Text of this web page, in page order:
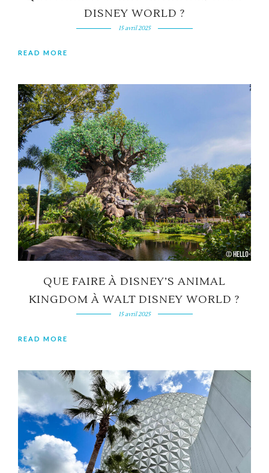
DISNEY WORLD ?
15 avril 2025
READ MORE
QUE FAIRE À DISNEY’S ANIMAL
KINGDOM À WALT DISNEY WORLD ?
15 avril 2025
READ MORE